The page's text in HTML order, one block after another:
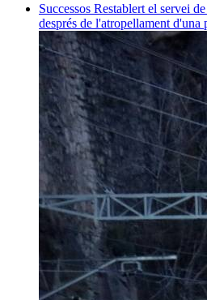
Successos Restablert el servei
després de l'atropellament d'una